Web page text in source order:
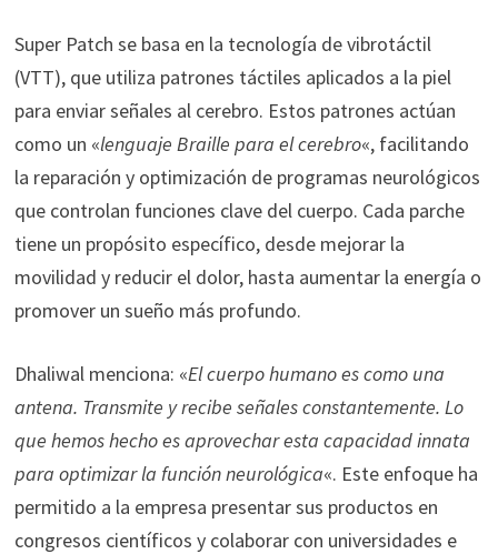
Super Patch se basa en la tecnología de vibrotáctil
(VTT), que utiliza patrones táctiles aplicados a la piel
para enviar señales al cerebro. Estos patrones actúan
como un «lenguaje Braille para el cerebro«, facilitando
la reparación y optimización de programas neurológicos
que controlan funciones clave del cuerpo. Cada parche
tiene un propósito específico, desde mejorar la
movilidad y reducir el dolor, hasta aumentar la energía o
promover un sueño más profundo.
Dhaliwal menciona: «El cuerpo humano es como una
antena. Transmite y recibe señales constantemente. Lo
que hemos hecho es aprovechar esta capacidad innata
para optimizar la función neurológica«. Este enfoque ha
permitido a la empresa presentar sus productos en
congresos científicos y colaborar con universidades e